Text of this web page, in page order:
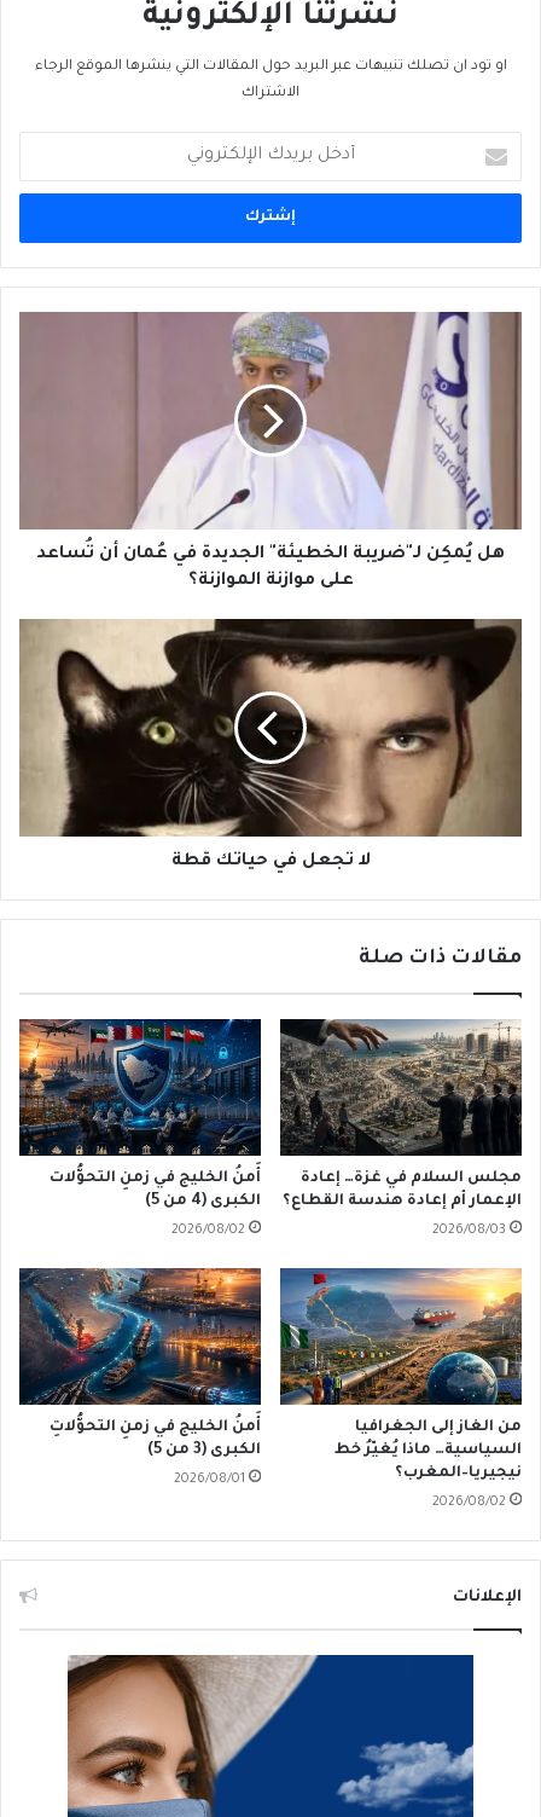
نشرتنا الإلكترونية
او تود ان تصلك تنبيهات عبر البريد حول المقالات التي ينشرها الموقع الرجاء
الاشتراك
بريدك
الإلكتروني
الخطيئة"
تُساعد
علىهل يُمكِن لـ"ضريبة الخطيئة" الجديدة في عُمان أن تُساعد
على موازنة الموازنة؟
لا
تجعل
لا تجعل في حياتك قطة
مقالات ذات صلة
مجلس السلام في غزة… إعادة
الإعمار أم إعادة هندسة القطاع؟
2026/08/03
أَمنُ الخليج في زمنِ التحوُّلات
الكبرى (4 من 5)
2026/08/02
من الغاز إلى الجغرافيا
السياسية… ماذا يُغيّرُ خط
نيجيريا–المغرب؟
2026/08/02
أَمنُ الخليج في زمنِ التحوُّلاتِ
الكبرى (3 من 5)
2026/08/01
الإعلانات